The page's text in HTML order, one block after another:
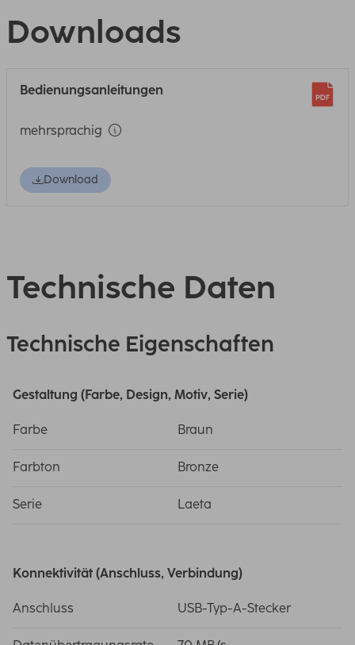
Downloads
Bedienungsanleitungen
mehrsprachig
Download
Technische Daten
Technische Eigenschaften
Gestaltung (Farbe, Design, Motiv, Serie)
Farbe Braun
Farbton Bronze
Serie Laeta
Konnektivität (Anschluss, Verbindung)
Anschluss USB-Typ-A-Stecker